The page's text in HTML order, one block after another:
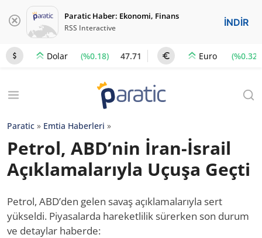
Paratic Haber: Ekonomi, Finans
RSS Interactive İNDİR
Dolar (%0.18) 47.71 Euro (%0.32)
Paratic » Emtia Haberleri »
Petrol, ABD’nin İran-İsrail
Açıklamalarıyla Uçuşa Geçti
Petrol, ABD’den gelen savaş açıklamalarıyla sert
yükseldi. Piyasalarda hareketlilik sürerken son durum
ve detaylar haberde: